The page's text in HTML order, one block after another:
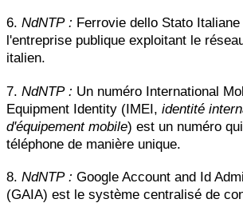
6. NdNTP : Ferrovie dello Stato
l'entreprise publique exploitant le
italien.
7. NdNTP : Un numéro International
Equipment Identity (IMEI, identité
d'équipement mobile) est un numéro
téléphone de manière unique.
8. NdNTP : Google Account and Id
(GAIA) est le système centralisé de